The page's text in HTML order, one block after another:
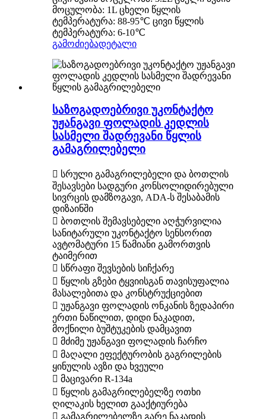
მოცულობა: 1L ცხელი წყლის
ტემპერატურა: 88-95℃ ცივი წყლის
ტემპერატურა: 6-10℃
გამოძიებადეტალი
საზოგადოებრივი უკონტაქტო
უჟანგავი ფოლადის კედლის
სასმელი შადრევანი წყლის
გამაგრილებელი
 სრული გამაგრილებელი და ბოთლის
შესავსები სადგური კონსოლიდირებული
სივრცის დამზოგავი, ADA-ს შესაბამის
დიზაინში
 ბოთლის შემავსებელი აღჭურვილია
სანიტარული უკონტაქტო სენსორით
ავტომატური 15 წამიანი გამორთვის
ტაიმერით
 სწრაფი შევსების სიჩქარე
 წყლის გზები ტყვიისგან თავისუფალია
მასალებითა და კონსტრუქციებით
 უჟანგავი ფოლადის ონკანის ზედაპირი
ერთი ნაწილით, დიდი ნაკადით,
მოქნილი ბუშტუკების დამცავით
 მძიმე უჟანგავი ფოლადის ჩარჩო
 მაღალი ეფექტურობის გაგრილების
ყინულის ავზი და ხვეული
 მაცივარი R-134a
 წყლის გამაგრილებელზე ოთხი
ღილაკის ხელით გააქტიურება
 გამაგრილებელზე გარე ნაკადის